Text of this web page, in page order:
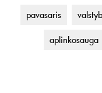
pavasaris
aplinkosauga